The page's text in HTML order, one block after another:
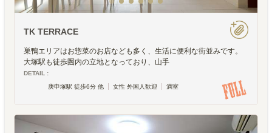
TK TERRACE
巣鴨エリアはお惣菜のお店なども多く、生活に便利な街並みです。
大塚駅も徒歩圏内の立地となっており、山手
DETAIL :
庚申塚駅 徒歩6分 他
女性 外国人歓迎 満室